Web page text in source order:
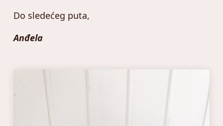
Do sledećeg puta,
Anđela